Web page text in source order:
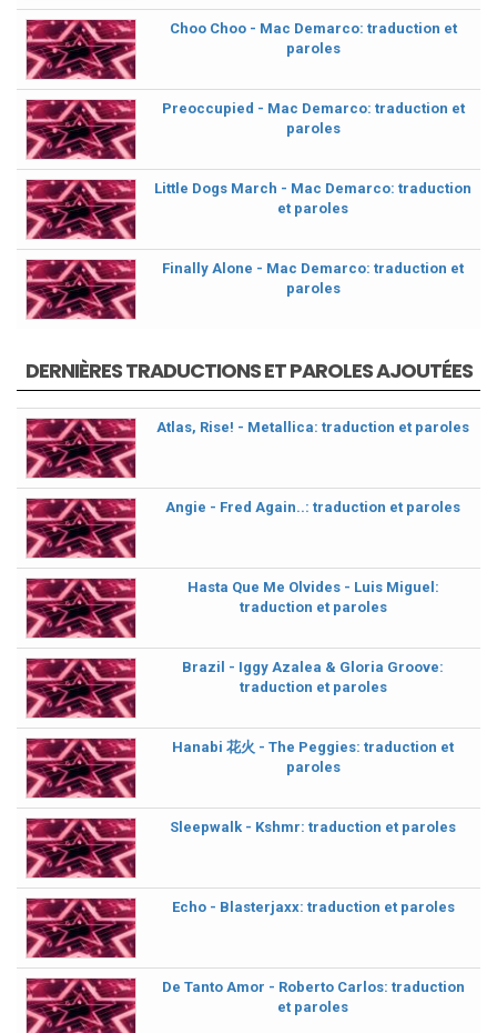
Choo Choo - Mac Demarco: traduction et
paroles
Preoccupied - Mac Demarco: traduction et
paroles
Little Dogs March - Mac Demarco: traduction
et paroles
Finally Alone - Mac Demarco: traduction et
paroles
DERNIÈRES TRADUCTIONS ET PAROLES AJOUTÉES
Atlas, Rise! - Metallica: traduction et paroles
Angie - Fred Again..: traduction et paroles
Hasta Que Me Olvides - Luis Miguel:
traduction et paroles
Brazil - Iggy Azalea & Gloria Groove:
traduction et paroles
Hanabi 花火 - The Peggies: traduction et
paroles
Sleepwalk - Kshmr: traduction et paroles
Echo - Blasterjaxx: traduction et paroles
De Tanto Amor - Roberto Carlos: traduction
et paroles